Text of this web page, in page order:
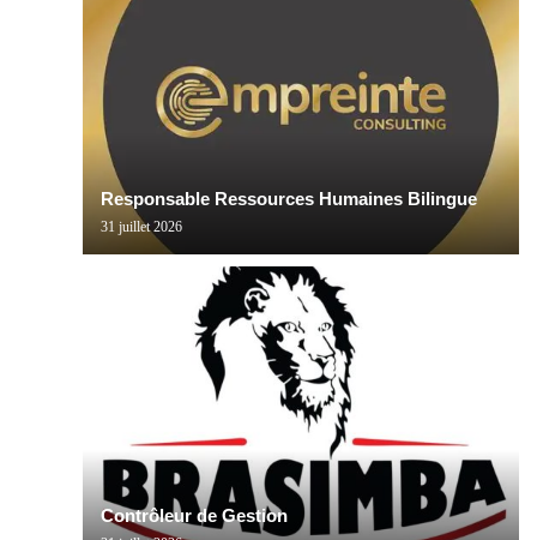
Responsable Ressources Humaines Bilingue
31 juillet 2026
Contrôleur de Gestion